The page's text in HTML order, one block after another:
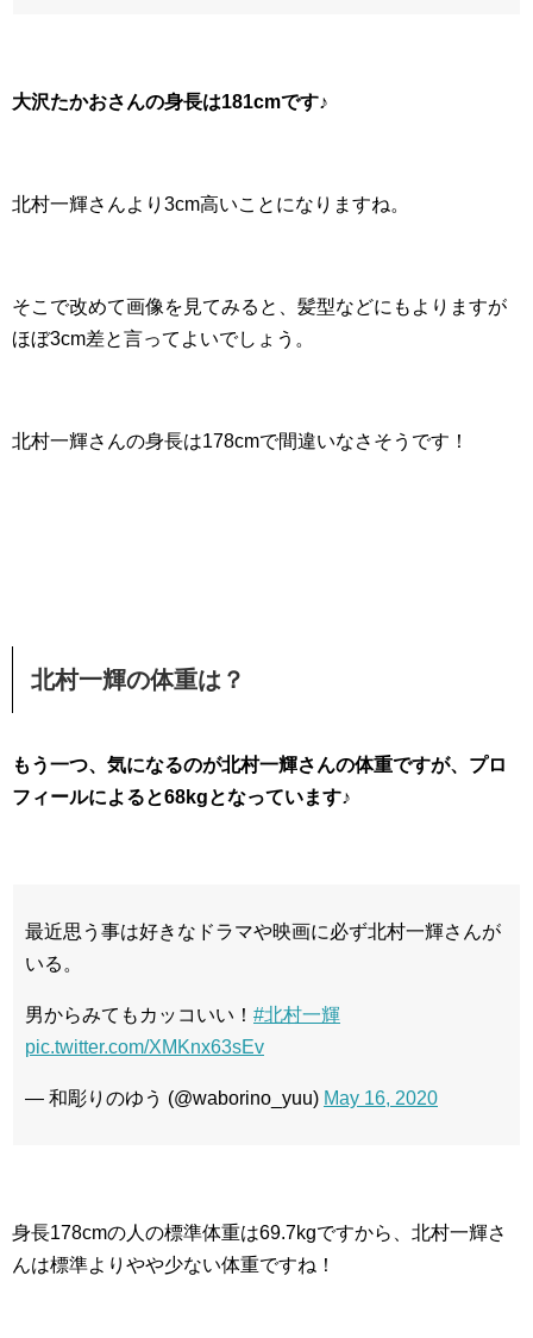
大沢たかおさんの身長は181cmです♪
北村一輝さんより3cm高いことになりますね。
そこで改めて画像を見てみると、髪型などにもよりますが
ほぼ3cm差と言ってよいでしょう。
北村一輝さんの身長は178cmで間違いなさそうです！
北村一輝の体重は？
もう一つ、気になるのが北村一輝さんの体重ですが、プロ
フィールによると68kgとなっています♪
最近思う事は好きなドラマや映画に必ず北村一輝さんが
いる。
男からみてもカッコいい！ #北村一輝
pic.twitter.com/XMKnx63sEv
— 和彫りのゆう (@waborino_yuu) May 16, 2020
身長178cmの人の標準体重は69.7kgですから、北村一輝さ
んは標準よりやや少ない体重ですね！